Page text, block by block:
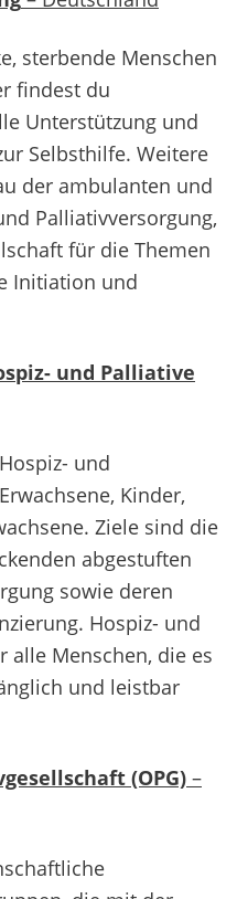
sterbende Menschen
findest du
Unterstützung und
Selbsthilfe. Weitere
der ambulanten und
Palliativversorgung,
für die Themen
Initiation und
und Palliative
und
Kinder,
Ziele sind die
abgestuften
sowie deren
Hospiz- und
alle Menschen, die es
und leistbar
(OPG) –